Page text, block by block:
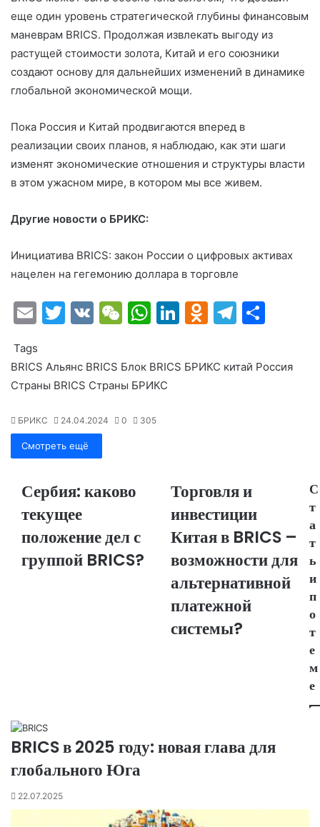
еще один уровень стратегической глубины финансовым
маневрам BRICS. Продолжая извлекать выгоду из
растущей стоимости золота, Китай и его союзники
создают основу для дальнейших изменений в динамике
глобальной экономической мощи.
Пока Россия и Китай продвигаются вперед в
реализации своих планов, я наблюдаю, как эти шаги
изменят экономические отношения и структуры власти
в этом ужасном мире, в котором мы все живем.
Другие новости о БРИКС:
Инициатива BRICS: закон России о цифровых активах
нацелен на гегемонию доллара в торговле
E
ai
l
T
itt
er
V
W
C
h
W
at
s
p
Li
k
O
n
ni
ki
T
e
gr
п
р
Tags
BRICS Альянс BRICS Блок BRICS БРИКС китай Россия
Страны BRICS Страны БРИКС
БРИКС 24.04.2024 0 305
Смотреть ещё
Сербия: каково
текущее
положение дел с
группой BRICS?
Торговля и
инвестиции
Китая в BRICS –
возможности для
альтернативной
платежной
системы?
С
т
а
т
ь
и
п
о
т
е
м
е
BRICS в 2025 году: новая глава для
глобального Юга
22.07.2025